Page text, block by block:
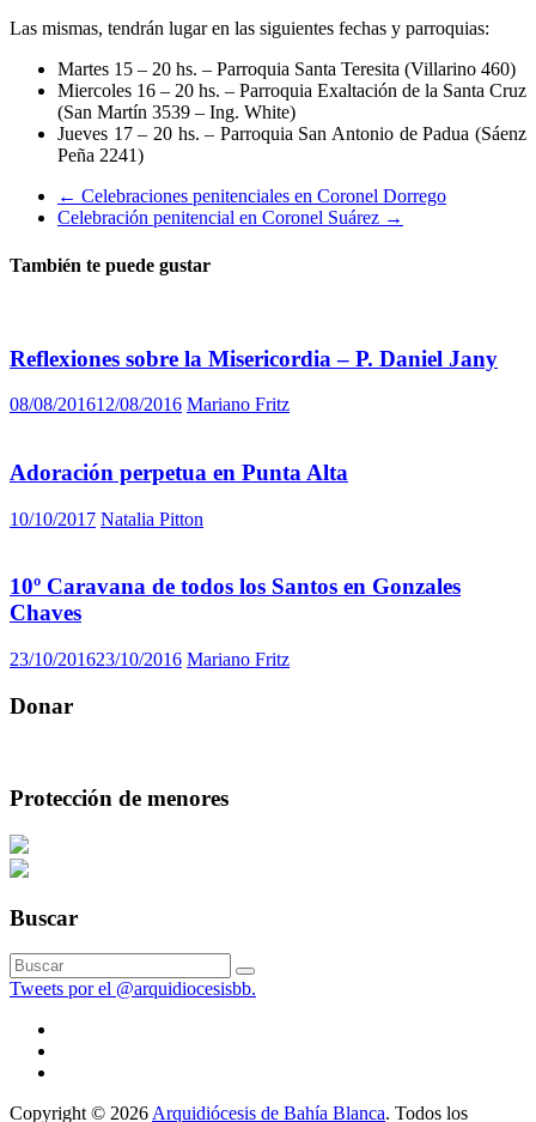
Las mismas, tendrán lugar en las siguientes fechas y parroquias:
Martes 15 – 20 hs. – Parroquia Santa Teresita (Villarino 460)
Miercoles 16 – 20 hs. – Parroquia Exaltación de la Santa Cruz
(San Martín 3539 – Ing. White)
Jueves 17 – 20 hs. – Parroquia San Antonio de Padua (Sáenz
Peña 2241)
← Celebraciones penitenciales en Coronel Dorrego
Celebración penitencial en Coronel Suárez →
También te puede gustar
Reflexiones sobre la Misericordia – P. Daniel Jany
08/08/201612/08/2016 Mariano Fritz
Adoración perpetua en Punta Alta
10/10/2017 Natalia Pitton
10º Caravana de todos los Santos en Gonzales
Chaves
23/10/201623/10/2016 Mariano Fritz
Donar
Protección de menores
Buscar
Tweets por el @arquidiocesisbb.
Copyright © 2026Arquidiócesis de Bahía Blanca. Todos los